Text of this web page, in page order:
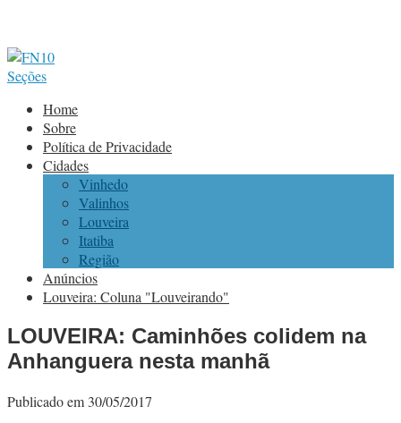
Seções
Home
Sobre
Política de Privacidade
Cidades
Vinhedo
Valinhos
Louveira
Itatiba
Região
Anúncios
Louveira: Coluna "Louveirando"
LOUVEIRA: Caminhões colidem na
Anhanguera nesta manhã
Publicado em 30/05/2017